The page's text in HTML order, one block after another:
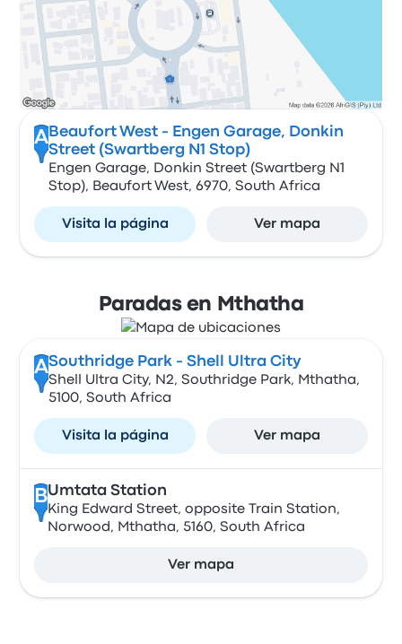
A Beaufort West - Engen Garage, Donkin
Street (Swartberg N1 Stop)
Engen Garage, Donkin Street (Swartberg N1
Stop), Beaufort West, 6970, South Africa
Visita la página Ver mapa
Paradas en Mthatha
ASouthridge Park - Shell Ultra City
Shell Ultra City, N2, Southridge Park, Mthatha,
5100, South Africa
Visita la página Ver mapa
BUmtata Station
King Edward Street, opposite Train Station,
Norwood, Mthatha, 5160, South Africa
Ver mapa